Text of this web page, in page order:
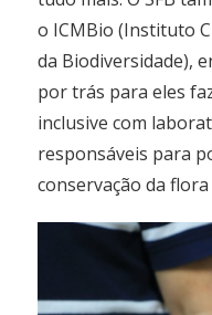
o ICMBio (Instituto
da Biodiversidade),
por trás para eles
inclusive com
responsáveis para
conservação da flora